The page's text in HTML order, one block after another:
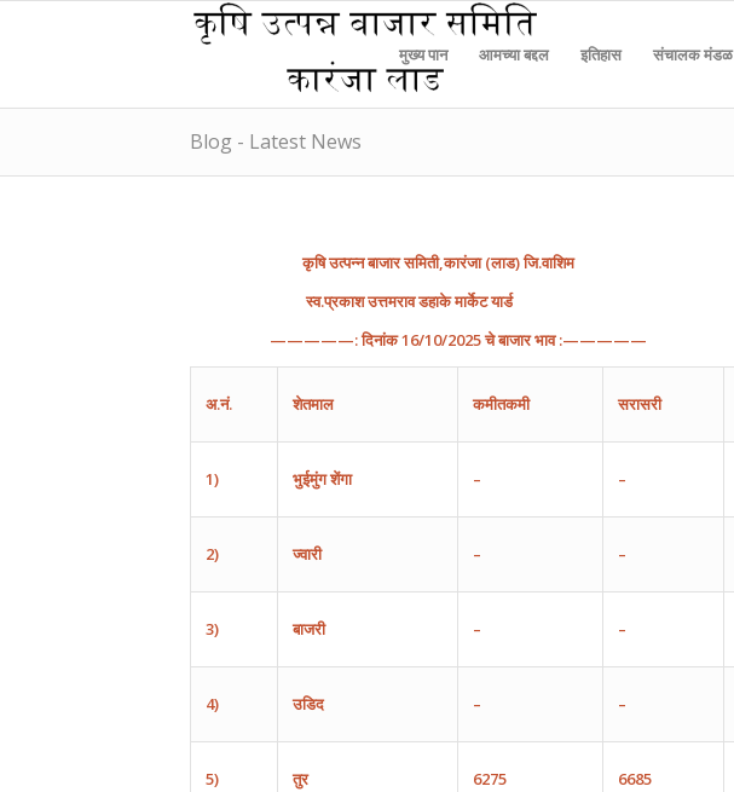
मुख्य पान आमच्या बद्दल इतिहास संचालक मंडळ
Blog - Latest News
कृषिउत्पन्नबाजारसमिती,कारंजा(लाड)जि.वाशिम
स्व.प्रकाश उत्तमराव डहाके मार्केट यार्ड
—————:दिनांक16/10/2025चेबाजारभाव:—————
अ.नं. शेतमाल कमीतकमी सरासरी
1) भुईमुंगशेंगा – –
2) ज्वारी – –
3) बाजरी – –
4) उडिद – –
5) तुर 6275 6685